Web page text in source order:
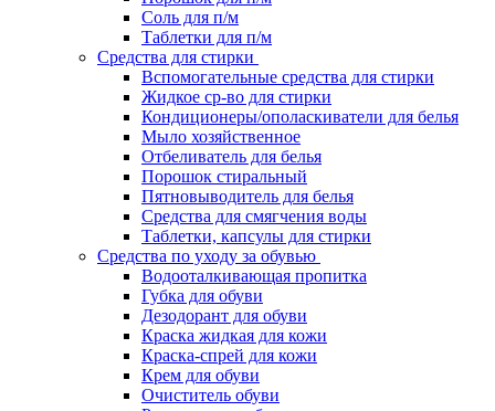
Соль для п/м
Таблетки для п/м
Средства для стирки
Вспомогательные средства для стирки
Жидкое ср-во для стирки
Кондиционеры/ополаскиватели для белья
Мыло хозяйственное
Отбеливатель для белья
Порошок стиральный
Пятновыводитель для белья
Средства для смягчения воды
Таблетки, капсулы для стирки
Средства по уходу за обувью
Водооталкивающая пропитка
Губка для обуви
Дезодорант для обуви
Краска жидкая для кожи
Краска-спрей для кожи
Крем для обуви
Очиститель обуви